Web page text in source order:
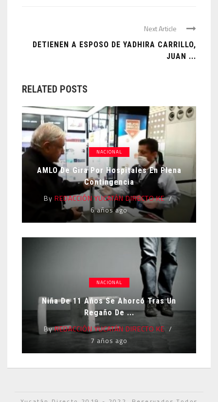
Next Article
DETIENEN A ESPOSO DE YADHIRA CARRILLO,
JUAN ...
RELATED POSTS
NACIONAL
AMLO De Gira Por Hospitales En Plena
Contingencia
By REDACCIÓN YUCATÁN DIRECTO KE
6 años ago
NACIONAL
Niña De 11 Años Se Ahorcó Tras Un
Regaño De ...
ByREDACCIÓN YUCATÁN DIRECTO KE
7 años ago